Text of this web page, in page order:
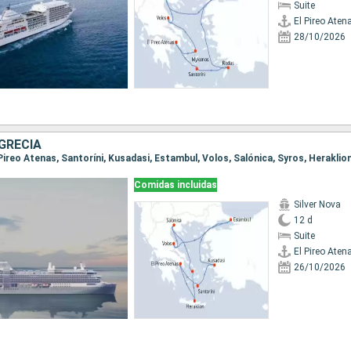
Suite
El Pireo
28/10/2026
Atenas, Santoríni, Kusadasi, Estambul, Volos, Salónica, Syros,
Comidas incluidas
Silver Nova
12 d
Suite
El Pireo
26/10/2026